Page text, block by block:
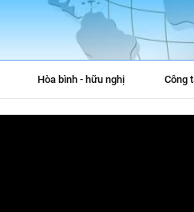
Hòa bình - hữu nghị Công